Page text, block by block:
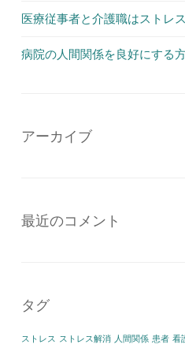
医療従事者と介護職はストレ
病院の人間関係を良好にする
アーカイブ
最近のコメント
タグ
ストレス ストレス解消 人間関係 患者 看